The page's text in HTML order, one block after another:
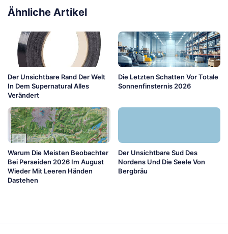
Ähnliche Artikel
Der Unsichtbare Rand Der Welt
In Dem Supernatural Alles
Verändert
Die Letzten Schatten Vor Totale
Sonnenfinsternis 2026
Warum Die Meisten Beobachter
Bei Perseiden 2026 Im August
Wieder Mit Leeren Händen
Dastehen
Der Unsichtbare Sud Des
Nordens Und Die Seele Von
Bergbräu